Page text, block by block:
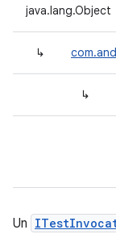
java.lang.Object
↳
↳
Un